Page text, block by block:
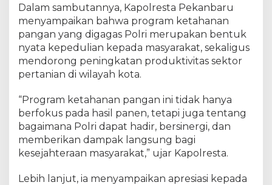
r
t
a
l
I
T
h
u
n
2
0
5
Dalam sambutannya, Kapolresta Pekanbaru
menyampaikan bahwa program ketahanan
pangan yang digagas Polri merupakan bentuk
nyata kepedulian kepada masyarakat, sekaligus
mendorong peningkatan produktivitas sektor
pertanian di wilayah kota.
“Program ketahanan pangan ini tidak hanya
berfokus pada hasil panen, tetapi juga tentang
bagaimana Polri dapat hadir, bersinergi, dan
memberikan dampak langsung bagi
kesejahteraan masyarakat,” ujar Kapolresta.
Lebih lanjut, ia menyampaikan apresiasi kepada